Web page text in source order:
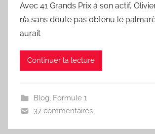
Avec 41 Grands Prix à son actif,
n’a sans doute pas obtenu le
aurait
Continuer la lecture
Blog, Formule 1
37 commentaires